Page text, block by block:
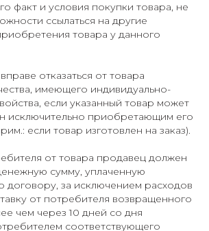
факт и условия покупки товара, не
ссылаться на другие
товара у данного
отказаться от товара
имеющего индивидуально-
если указанный товар может
исключительно приобретающим его
если товар изготовлен на заказ).
от товара продавец должен
сумму, уплаченную
договору, за исключением расходов
от потребителя возвращенного
чем через 10 дней со дня
соответствующего